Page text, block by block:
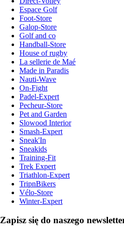
Espace Golf
Foot-Store
Galop-Store
Golf and co
Handball-Store
House of rugby
La sellerie de Maé
Made in Paradis
Nauti-Wave
On-Fight
Padel-Expert
Pecheur-Store
Pet and Garden
Slowood Interior
Smash-Expert
Sneak'In
Sneakids
Training-Fit
Trek Expert
Triathlon-Expert
TripnBikers
Vélo-Store
Winter-Expert
Zapisz się do naszego